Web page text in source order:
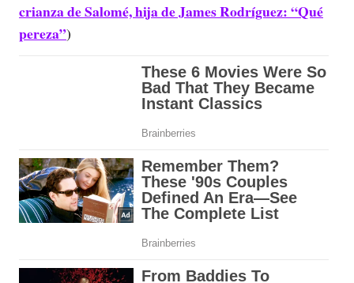
crianza de Salomé, hija de James Rodríguez: “Qué
pereza”)